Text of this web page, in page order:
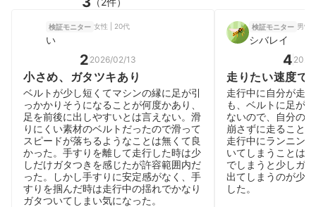
検証モニター 女性 | 20代
い
2 2026/02/13
小さめ、ガタツキあり
ベルトが少し短くてマシンの縁に足が引
っかかりそうになることが何度かあり、
足を前後に出しやすいとは言えない。滑
りにくい素材のベルトだったので滑って
スピードが落ちるようなことは無くて良
かった。手すりを離して走行した時は少
しだけガタつきを感じたが許容範囲内だ
った。しかし手すりに安定感がなく、手
すりを掴んだ時は走行中の揺れでかなり
ガタついてしまい気になった。
検証モニター 男性
シバレイ
4
走りたい速度で
走行中に自分が走
も、ベルトに足が
ないので、自分の
崩さずに走ること
走行中にランニン
いてしまうことは
でしまうと少しガ
出てしまうのが少
した。